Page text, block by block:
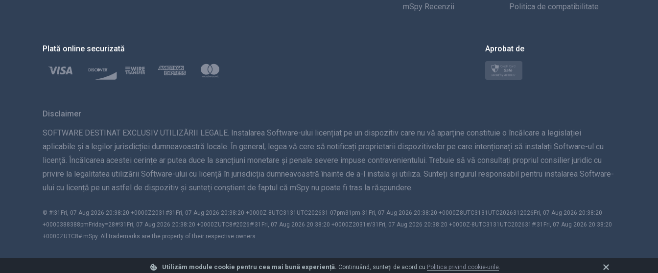
Utilizăm module cookie pentru cea mai bună experiență. Continuând, sunteți de acord cu Politica privind cookie-urile.
Türkçe
Norsk
Svenska
Dansk
mSpy Recenzii
Politica de compatibilitate
Plată online securizată Aprobat de
Disclaimer
SOFTWARE DESTINAT EXCLUSIV UTILIZĂRII LEGALE. Instalarea Software-ului licențiat pe un dispozitiv care nu vă aparține constituie o încălcare a legislației
aplicabile și a legilor jurisdicției dumneavoastră locale. În general, legea vă cere să notificați proprietarii dispozitivelor pe care intenționați să instalați Software-ul cu
licență. Încălcarea acestei cerințe ar putea duce la sancțiuni monetare și penale severe impuse contravenientului. Trebuie să vă consultați propriul consilier juridic cu
privire la legalitatea utilizării Software-ului cu licență în jurisdicția dumneavoastră înainte de a-l instala și utiliza. Sunteți singurul responsabil pentru instalarea Software-
ului cu licență pe un astfel de dispozitiv și sunteți conștient de faptul că mSpy nu poate fi tras la răspundere.
© #!31Fri, 07 Aug 2026 20:38:20 +0000Z2031#31Fri, 07 Aug 2026 20:38:20 +0000Z-8UTC3131UTC202631 07pm31pm-31Fri, 07 Aug 2026 20:38:20 +0000Z8UTC3131UTC2026312026Fri, 07 Aug 2026 20:38:20
+0000388388pmFriday=28#!31Fri, 07 Aug 2026 20:38:20 +0000ZUTC8#2026#!31Fri, 07 Aug 2026 20:38:20 +0000Z2031#/31Fri, 07 Aug 2026 20:38:20 +0000Z-8UTC3131UTC202631#!31Fri, 07 Aug 2026 20:38:20
+0000ZUTC8# mSpy. All trademarks are the property of their respective owners.